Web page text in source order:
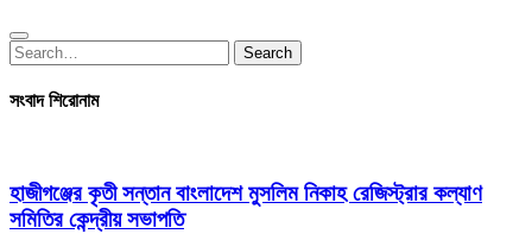
Search
for:
Search
সংবাদ শিরোনাম
হাজীগঞ্জের কৃতী সন্তান বাংলাদেশ মুসলিম নিকাহ রেজিস্ট্রার কল্যাণ
সমিতির কেন্দ্রীয় সভাপতি